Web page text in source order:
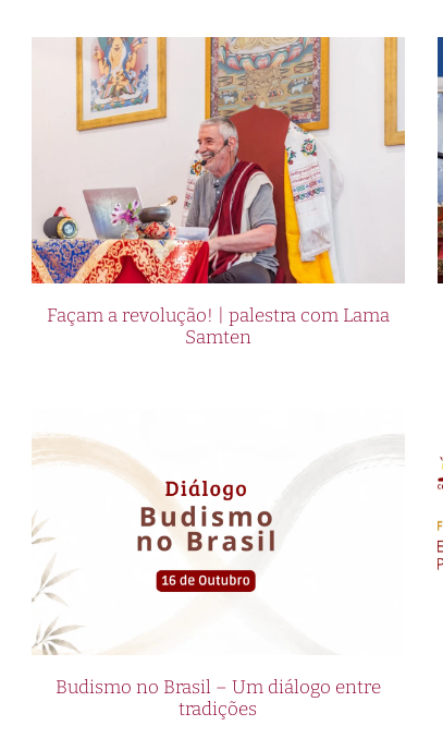
Façam a revolução! | palestra com Lama
Samten
Budismo no Brasil – Um diálogo entre
tradições